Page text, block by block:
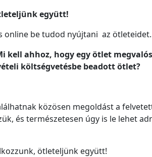
együtt!
online be tudod nyújtani az ötleteidet.
kell ahhoz, hogy egy ötlet
költségvetésbe beadott ötlet?
közösen megoldást a
és természetesen úgy is le lehet
ötleteljünk együtt!